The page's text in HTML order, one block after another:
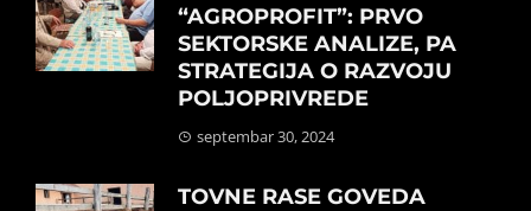
“AGROPROFIT”: PRVO
SEKTORSKE ANALIZE, PA
STRATEGIJA O RAZVOJU
POLJOPRIVREDE
septembar 30, 2024
TOVNE RASE GOVEDA